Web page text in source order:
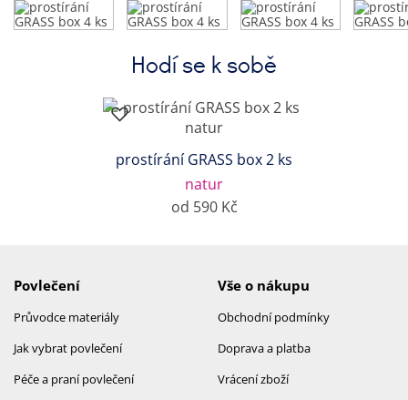
Hodí se k sobě
prostírání GRASS box 2 ks
natur
od 590 Kč
Povlečení
Průvodce materiály
Jak vybrat povlečení
Péče a praní povlečení
Vše o nákupu
Obchodní podmínky
Doprava a platba
Vrácení zboží